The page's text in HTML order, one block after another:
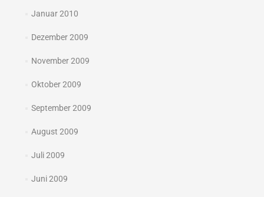
Januar 2010
Dezember 2009
November 2009
Oktober 2009
September 2009
August 2009
Juli 2009
Juni 2009